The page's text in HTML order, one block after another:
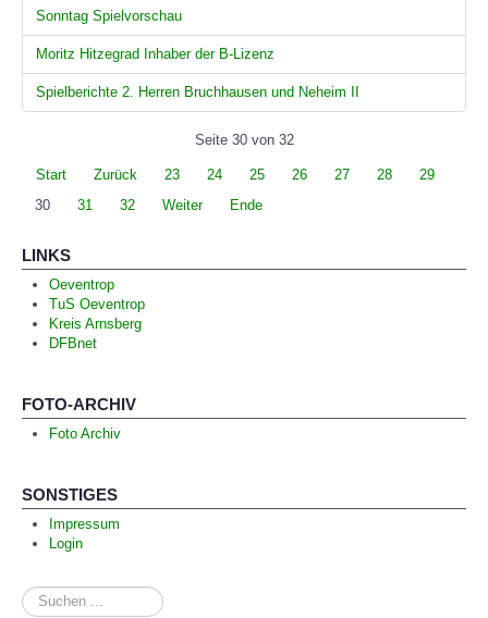
Sonntag Spielvorschau
Moritz Hitzegrad Inhaber der B-Lizenz
Spielberichte 2. Herren Bruchhausen und Neheim II
Seite 30 von 32
Start Zurück 23 24 25 26 27 28
29
30
31 32 Weiter Ende
LINKS
Oeventrop
TuS Oeventrop
Kreis Arnsberg
DFBnet
FOTO-ARCHIV
Foto Archiv
SONSTIGES
Impressum
Login
Suchen